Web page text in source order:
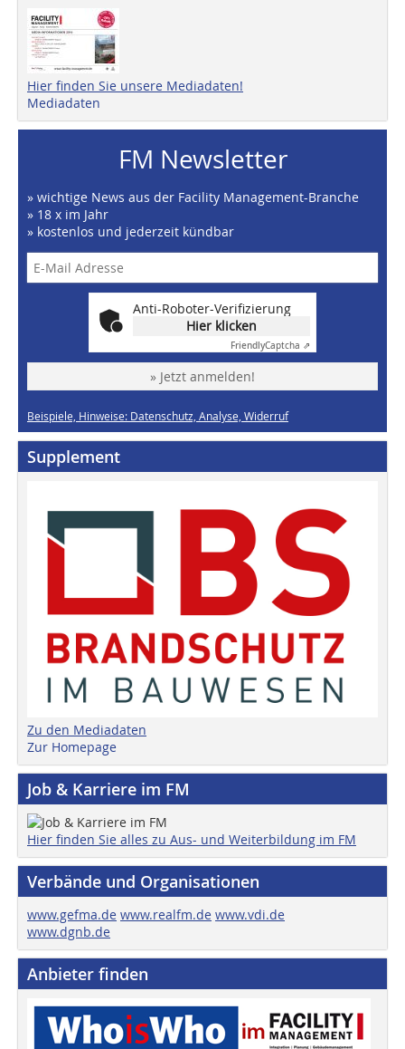
Hier finden Sie unsere Mediadaten!
Mediadaten
FM Newsletter
» wichtige News aus der Facility Management-Branche
» 18 x im Jahr
» kostenlos und jederzeit kündbar
Anti-Roboter-Verifizierung
Hier klicken
FriendlyCaptcha ⇗
» Jetzt anmelden!
Beispiele, Hinweise: Datenschutz, Analyse, Widerruf
Supplement
Zu den Mediadaten
Zur Homepage
Job & Karriere im FM
Hier finden Sie alles zu Aus- und Weiterbildung im FM
Verbände und Organisationen
www.gefma.de www.realfm.de www.vdi.de
www.dgnb.de
Anbieter finden